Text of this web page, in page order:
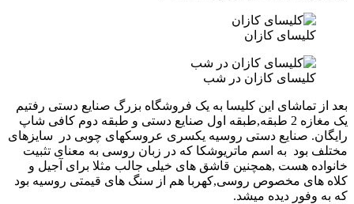
کلیسای کازان
کلیسای کازان در شب
بعد از تماشای این کلیسا به یک فروشگاه بزرگ صنایع دستی رفتیم
یک مغازه 2 طبقه,طبقه اول صنایع دستی و طبقه دوم کافی شاپ
رایگان. صنایع دستی روسیه یکسری عروسکهای چوبی در سایزهای
مختلف بود به اسم ماتریوشکا که در زبان روسی به معنای تثبیت
خانواده هست ,همچنین قاشق های خیلی جالب مثلا برای آجیل و
کلاه های مخصوص روسی,کهربا هم از سنگ های قیمتی روسیه بود
که به وفور دیده میشد.